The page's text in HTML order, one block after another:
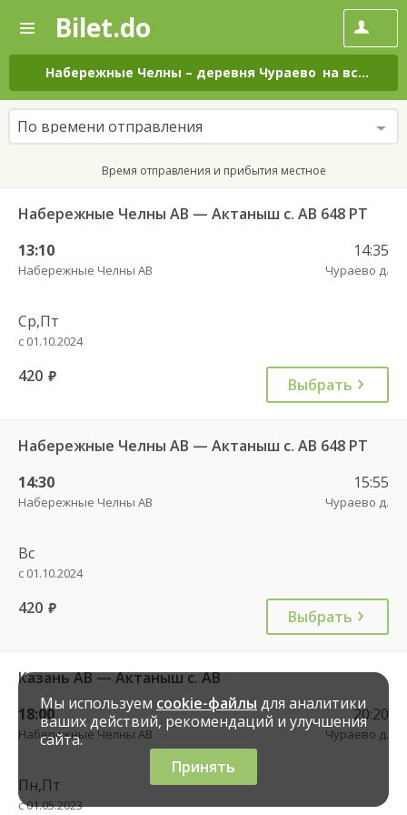
—
Поиск
и
покупка
билетов
на
автобус
онлайн
Bilet.do
Набережные Челны – деревня Чураево на все дни
По времени отправления
Время отправления и прибытия местное
Набережные Челны АВ — Актаныш с. АВ 648 РТ
13:10
Набережные Челны АВ
14:35
Чураево д.
Ср,Пт
с 01.10.2024
420 руб. Выбрать
Набережные Челны АВ — Актаныш с. АВ 648 РТ
14:30
Набережные Челны АВ
15:55
Чураево д.
Вс
с 01.10.2024
420 руб. Выбрать
Казань АВ — Актаныш с. АВ
18:00
Набережные Челны АВ
20:20
Чураево д.
Пн,Пт
с 01.05.2023
Мы используем cookie-файлы для аналитики
ваших действий, рекомендаций и улучшения
сайта.
Принять